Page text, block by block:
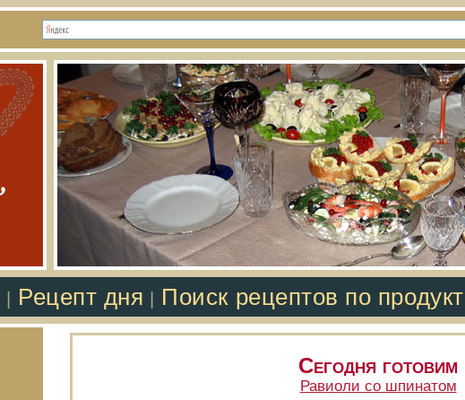
Рецепт дня Поиск рецептов по
Сегодня готовим
Равиоли со шпинатом